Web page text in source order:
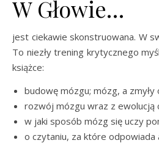
W Głowie…
jest ciekawie skonstruowana. W
To niezły trening krytycznego
książce:
budowę mózgu; mózg, a zmyły
rozwój mózgu wraz z ewolucją
w jaki sposób mózg się uczy
o czytaniu, za które odpowiada